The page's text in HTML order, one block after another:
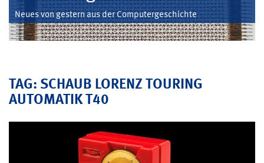
Neues von gestern aus der Computergeschichte
TAG: SCHAUB LORENZ TOURING
AUTOMATIK T40